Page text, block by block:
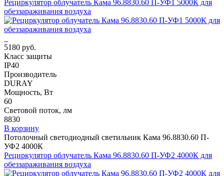
Рециркулятор облучатель Кама 96.8830.60 П-УФ1 5000К для
обеззараживания воздуха
5180 руб.
Класс защиты
IP40
Производитель
DURAY
Мощность, Вт
60
Световой поток, лм
8830
В корзину
Потолочный светодиодный светильник Кама 96.8830.60 П-
УФ2 4000К
Рециркулятор облучатель Кама 96.8830.60 П-УФ2 4000К для
обеззараживания воздуха